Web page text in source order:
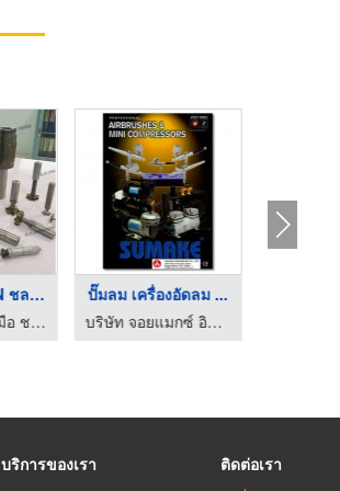
ผลิตหัวตัด CBN ชลบุร ...
จำหน่ายเครื่องมือ ชลบุรี เคพี พรีซิชั่น ทูลส์
ปั๊มลม เครื่องอัดลม ...
บริษัท จอยแมกซ์ อินเตอร์เนชั่นแนล จำกัด
บริการของเรา ติดต่อเรา